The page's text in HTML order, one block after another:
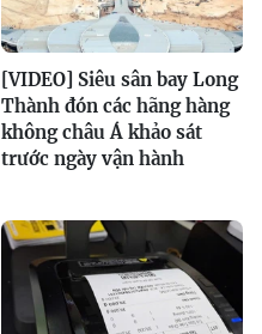
[VIDEO] Siêu sân bay Long
Thành đón các hãng hàng
không châu Á khảo sát
trước ngày vận hành